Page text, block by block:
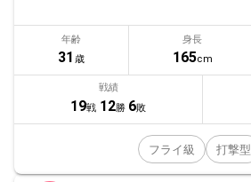
年齢
31 歳
身長
165cm
戦績
19戦 12勝 6敗
フライ級 打撃型